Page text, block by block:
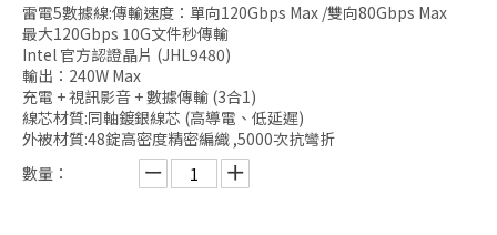
雷電5數據線:傳輸速度：單向120Gbps Max /雙向80Gbps Max
最大120Gbps 10G文件秒傳輸
Intel 官方認證晶片 (JHL9480)
輸出：240W Max
充電 + 視訊影音 + 數據傳輸 (3合1)
線芯材質:同軸鍍銀線芯 (高導電、低延遲)
外被材質:48錠高密度精密編織 ,5000次抗彎折
數量：